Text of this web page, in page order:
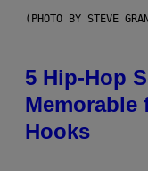
(PHOTO BY STEVE
5 Hip-Hop
Memorable
Hooks